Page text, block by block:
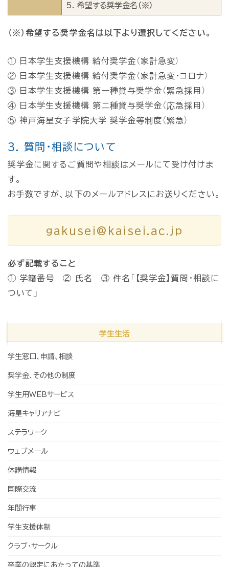
5. 希望する奨学金名 （※）
（※）希望する奨学金名は以下より選択してください。
① 日本学生支援機構 給付奨学金（家計急変）
② 日本学生支援機構 給付奨学金（家計急変・コロナ）
③ 日本学生支援機構 第一種貸与奨学金（緊急採用）
④ 日本学生支援機構 第二種貸与奨学金（応急採用）
⑤ 神戸海星女子学院大学 奨学金等制度（緊急）
3. 質問・相談について
奨学金に関するご質問や相談はメールにて受け付けま
す。
お手数ですが、以下のメールアドレスにお送りください。
gakusei@kaisei.ac.jp
必ず記載すること
① 学籍番号 ② 氏名 ③ 件名「【奨学金】質問・相談に
ついて」
学生生活
学生窓口、申請、相談
奨学金、その他の制度
学生用WEBサービス
海星キャリアナビ
ステラワーク
ウェブメール
休講情報
国際交流
年間行事
学生支援体制
クラブ・サークル
卒業の認定にあたっての基準